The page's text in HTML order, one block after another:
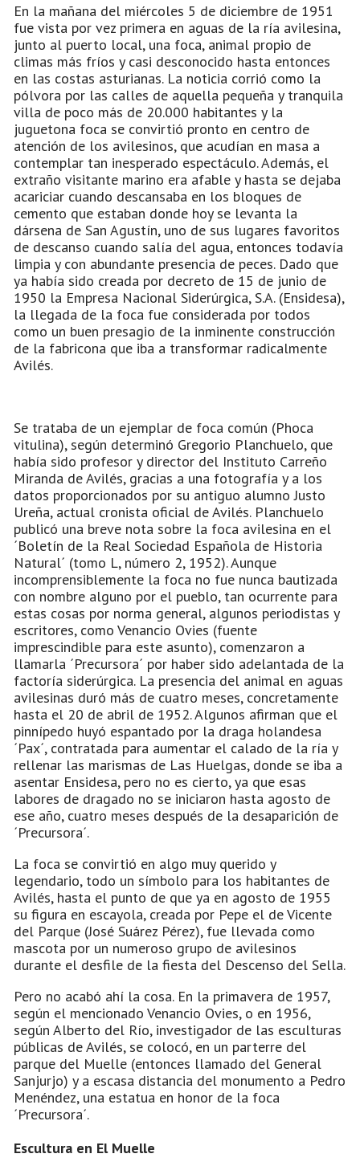
En la mañana del miércoles 5 de diciembre de 1951
fue vista por vez primera en aguas de la ría avilesina,
junto al puerto local, una foca, animal propio de
climas más fríos y casi desconocido hasta entonces
en las costas asturianas. La noticia corrió como la
pólvora por las calles de aquella pequeña y tranquila
villa de poco más de 20.000 habitantes y la
juguetona foca se convirtió pronto en centro de
atención de los avilesinos, que acudían en masa a
contemplar tan inesperado espectáculo. Además, el
extraño visitante marino era afable y hasta se dejaba
acariciar cuando descansaba en los bloques de
cemento que estaban donde hoy se levanta la
dársena de San Agustín, uno de sus lugares favoritos
de descanso cuando salía del agua, entonces todavía
limpia y con abundante presencia de peces. Dado que
ya había sido creada por decreto de 15 de junio de
1950 la Empresa Nacional Siderúrgica, S.A. (Ensidesa),
la llegada de la foca fue considerada por todos
como un buen presagio de la inminente construcción
de la fabricona que iba a transformar radicalmente
Avilés.
Se trataba de un ejemplar de foca común (Phoca
vitulina), según determinó Gregorio Planchuelo, que
había sido profesor y director del Instituto Carreño
Miranda de Avilés, gracias a una fotografía y a los
datos proporcionados por su antiguo alumno Justo
Ureña, actual cronista oficial de Avilés. Planchuelo
publicó una breve nota sobre la foca avilesina en el
´Boletín de la Real Sociedad Española de Historia
Natural´ (tomo L, número 2, 1952). Aunque
incomprensiblemente la foca no fue nunca bautizada
con nombre alguno por el pueblo, tan ocurrente para
estas cosas por norma general, algunos periodistas y
escritores, como Venancio Ovies (fuente
imprescindible para este asunto), comenzaron a
llamarla ´Precursora´ por haber sido adelantada de la
factoría siderúrgica. La presencia del animal en aguas
avilesinas duró más de cuatro meses, concretamente
hasta el 20 de abril de 1952. Algunos afirman que el
pinnípedo huyó espantado por la draga holandesa
´Pax´, contratada para aumentar el calado de la ría y
rellenar las marismas de Las Huelgas, donde se iba a
asentar Ensidesa, pero no es cierto, ya que esas
labores de dragado no se iniciaron hasta agosto de
ese año, cuatro meses después de la desaparición de
´Precursora´.
La foca se convirtió en algo muy querido y
legendario, todo un símbolo para los habitantes de
Avilés, hasta el punto de que ya en agosto de 1955
su figura en escayola, creada por Pepe el de Vicente
del Parque (José Suárez Pérez), fue llevada como
mascota por un numeroso grupo de avilesinos
durante el desfile de la fiesta del Descenso del Sella.
Pero no acabó ahí la cosa. En la primavera de 1957,
según el mencionado Venancio Ovies, o en 1956,
según Alberto del Río, investigador de las esculturas
públicas de Avilés, se colocó, en un parterre del
parque del Muelle (entonces llamado del General
Sanjurjo) y a escasa distancia del monumento a Pedro
Menéndez, una estatua en honor de la foca
´Precursora´.
Escultura en El Muelle